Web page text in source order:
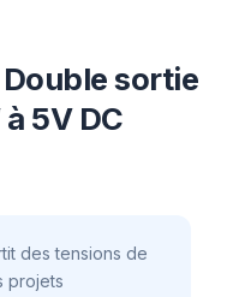
sortie
5V DC
des tensions de
projets